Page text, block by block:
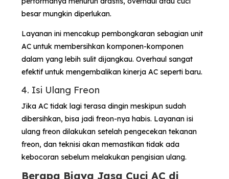
besar mungkin diperlukan.
Layanan ini mencakup pembongkaran sebagian unit
AC untuk membersihkan komponen-komponen
dalam yang lebih sulit dijangkau. Overhaul sangat
efektif untuk mengembalikan kinerja AC seperti baru.
4. Isi Ulang Freon
Jika AC tidak lagi terasa dingin meskipun sudah
dibersihkan, bisa jadi freon-nya habis. Layanan isi
ulang freon dilakukan setelah pengecekan tekanan
freon, dan teknisi akan memastikan tidak ada
kebocoran sebelum melakukan pengisian ulang.
Berapa Biaya Jasa Cuci AC di